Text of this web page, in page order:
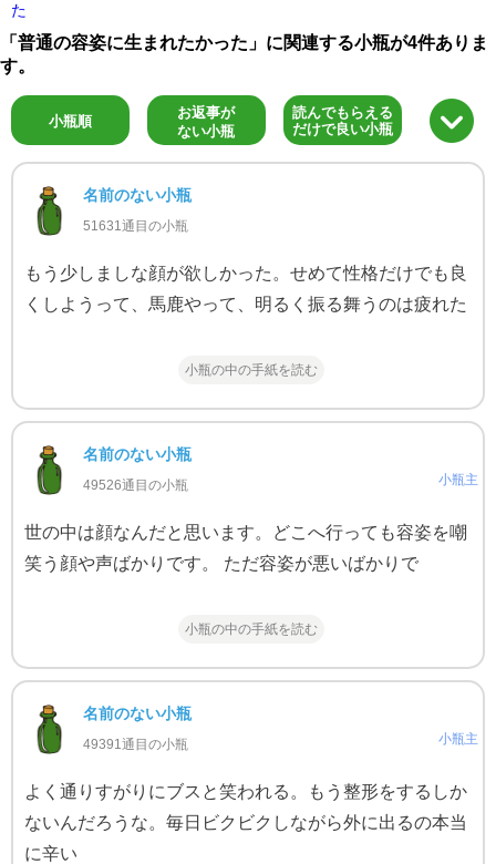
た
「普通の容姿に生まれたかった」に関連する小瓶が4件ありま
す。
小瓶順
お返事が
ない小瓶
読んでもらえる
だけで良い小瓶
名前のない小瓶
51631通目の小瓶
もう少しましな顔が欲しかった。せめて性格だけでも良
くしようって、馬鹿やって、明るく振る舞うのは疲れた
小瓶の中の手紙を読む
名前のない小瓶
49526通目の小瓶 小瓶主
世の中は顔なんだと思います。どこへ行っても容姿を嘲
笑う顔や声ばかりです。 ただ容姿が悪いばかりで
小瓶の中の手紙を読む
名前のない小瓶
49391通目の小瓶 小瓶主
よく通りすがりにブスと笑われる。もう整形をするしか
ないんだろうな。毎日ビクビクしながら外に出るの本当
に辛い